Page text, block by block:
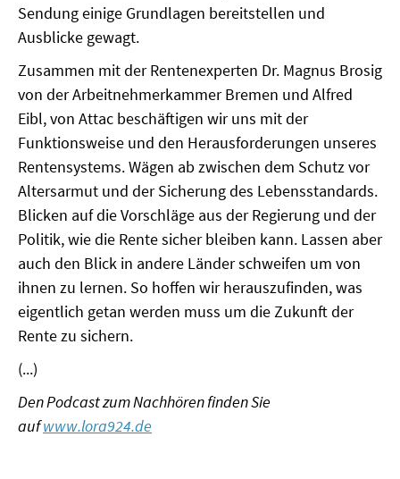
SOMMERSCHULE 2016
SOMMERSCHULE 2015
SOMMERSCHULE 2014
SOMMERSCHULE 2013
SOMMERSCHULE 2012
SOMMERSCHULE 2010
SOMMERSCHULE 2009
SOMMERSCHULE 2007
Über uns
Sendung einige Grundlagen bereitstellen und
Ausblicke gewagt.
Zusammen mit der Rentenexperten Dr. Magnus Brosig
von der Arbeitnehmerkammer Bremen und Alfred
Eibl, von Attac beschäftigen wir uns mit der
Funktionsweise und den Herausforderungen unseres
Rentensystems. Wägen ab zwischen dem Schutz vor
Altersarmut und der Sicherung des Lebensstandards.
Blicken auf die Vorschläge aus der Regierung und der
Politik, wie die Rente sicher bleiben kann. Lassen aber
auch den Blick in andere Länder schweifen um von
ihnen zu lernen. So hoffen wir herauszufinden, was
eigentlich getan werden muss um die Zukunft der
Rente zu sichern.
(...)
Den Podcast zum Nachhören finden Sie
aufwww.lora924.de